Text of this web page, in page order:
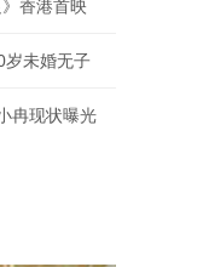
香港首映
岁未婚无子
冉现状曝光